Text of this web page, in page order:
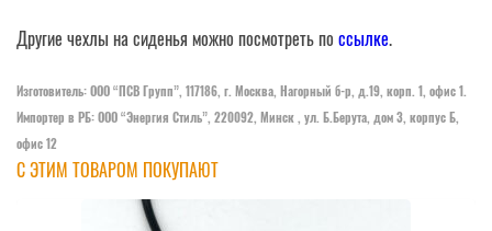
Другие чехлы на сиденья можно посмотреть по ссылке.
Изготовитель: ООО “ПСВ Групп”, 117186, г. Москва, Нагорный б-р, д.19, корп. 1, офис 1.
Импортер в РБ: ООО “Энергия Стиль”, 220092, Минск , ул. Б.Берута, дом 3, корпус Б,
офис 12
С ЭТИМ ТОВАРОМ ПОКУПАЮТ